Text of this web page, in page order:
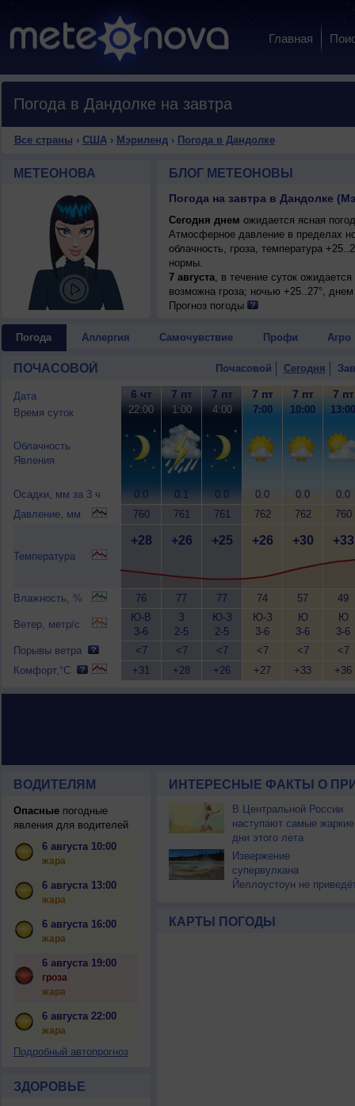
Главная
Погода в Дандолке на завтра
Все страны › США› Мэриленд› Погода в Дандолке
МЕТЕОНОВА БЛОГ МЕТЕОНОВЫ
Погода на завтра в Дандолке
Сегодня днем ожидается ясная
Атмосферное давление в пределах
облачность, гроза, температура
нормы.
7 августа, в течение суток
возможна гроза; ночью +25..27°,
Прогноз погоды
Погода Аллергия Самочувствие Профи Агро
ПОЧАСОВОЙ Почасовой Сегодня
Дата
Время суток
Облачность
Явления
Осадки, мм за 3 ч
Давление, мм
Температура
Влажность, %
Ветер, метр/с
Порывы ветра
Комфорт,°C
6 чт
22:00
0.0
760
+28
76
Ю-В
3-6
<7
+31
7 пт
1:00
0.1
761
+26
77
З
2-5
<7
+28
7 пт
4:00
0.0
761
+25
77
Ю-З
2-5
<7
+26
7 пт
7:00
0.0
762
+26
74
Ю-З
3-6
<7
+27
7 пт
10:00
0.0
762
+30
57
Ю
3-6
<7
+33
7 пт
13:00
0.0
760
+33
49
Ю
3-6
<7
+36
ВОДИТЕЛЯМ
Опасныепогодные
явления для водителей
6 августа 10:00
жара
6 августа 13:00
жара
6 августа 16:00
жара
6 августа 19:00
гроза
жара
6 августа 22:00
жара
Подробный автопрогноз
ЗДОРОВЬЕ
ИНТЕРЕСНЫЕ ФАКТЫ О
В Центральной России
наступают самые жаркие
дни этого лета
Извержение
супервулкана
Йеллоустоун не
КАРТЫ ПОГОДЫ